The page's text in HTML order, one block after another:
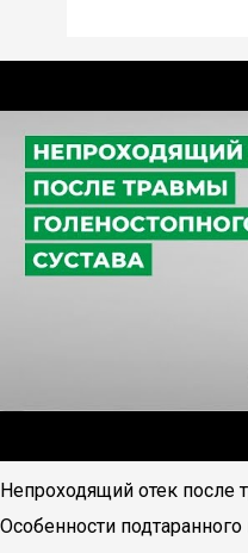
Непроходящий отек после
Особенности